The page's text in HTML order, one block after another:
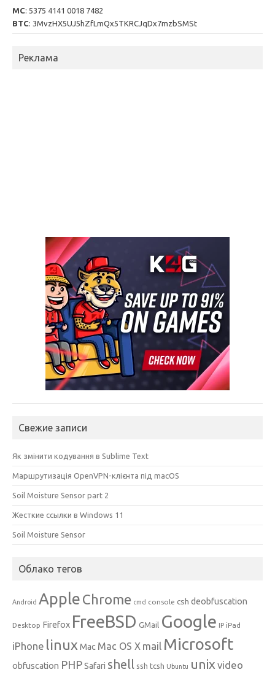
MC: 5375 4141 0018 7482
BTC: 3MvzHX5UJ5hZfLmQx5TKRCJqDx7mzbSMSt
Реклама
Свежие записи
Як змінити кодування в Sublime Text
Маршрутизація OpenVPN-клієнта під macOS
Soil Moisture Sensor part 2
Жесткие ссылки в Windows 11
Soil Moisture Sensor
Облако тегов
Android Apple Chrome cmd console csh deobfuscation
Desktop Firefox FreeBSD GMail Google IP iPad
iPhone linux Mac Mac OS X mail Microsoft
obfuscation PHPSafari shell ssh tcsh Ubuntu unix video